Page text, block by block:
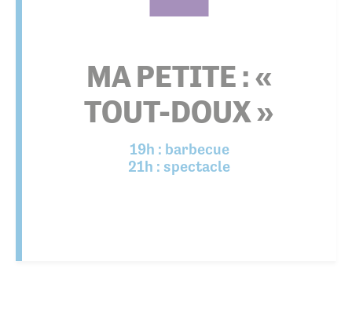
MA PETITE : «
TOUT-DOUX »
19h : barbecue
21h : spectacle